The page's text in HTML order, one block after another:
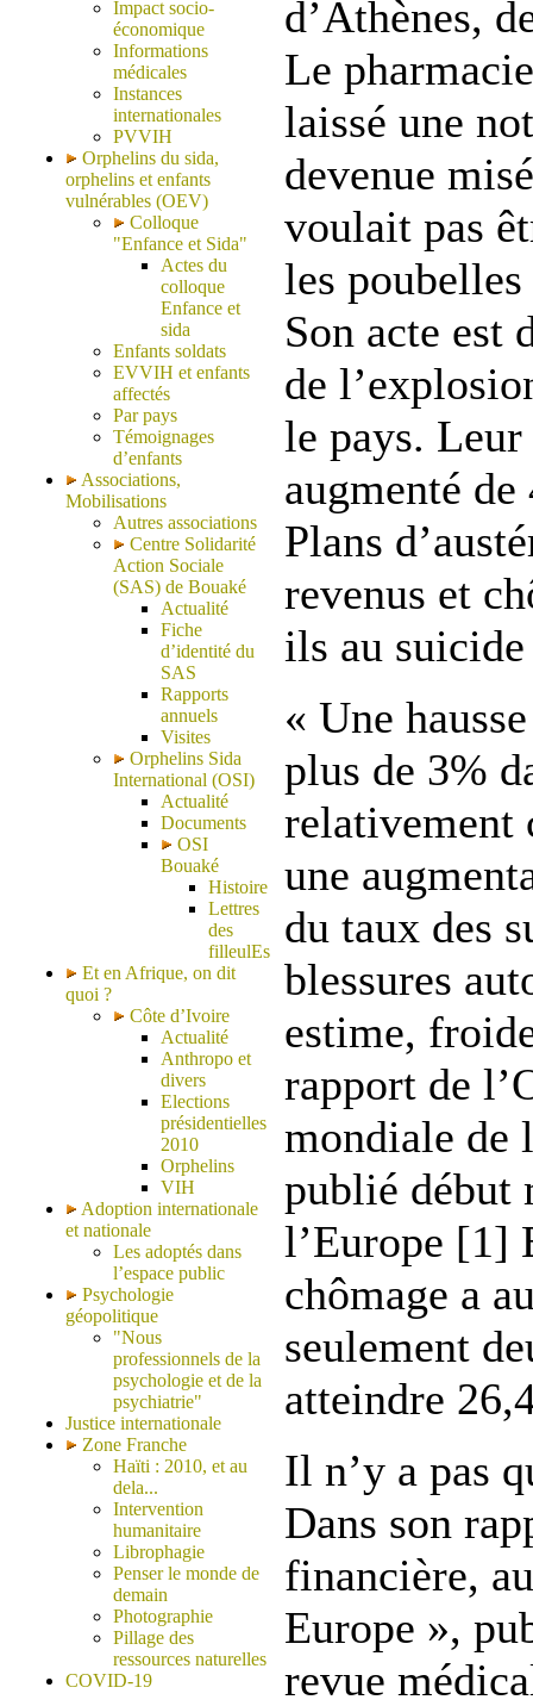
Impact socio-
économique
Informations
médicales
Instances
internationales
PVVIH
Orphelins du sida,
orphelins et enfants
vulnérables (OEV)
Colloque
"Enfance et Sida"
Actes du
colloque
Enfance et
sida
Enfants soldats
EVVIH et enfants
affectés
Par pays
Témoignages
d’enfants
Associations,
Mobilisations
Autres associations
Centre Solidarité
Action Sociale
(SAS) de Bouaké
Actualité
Fiche
d’identité du
SAS
Rapports
annuels
Visites
Orphelins Sida
International (OSI)
Actualité
Documents
OSI
Bouaké
Histoire
Lettres
des
filleulEs
Et en Afrique, on dit
quoi ?
Côte d’Ivoire
Actualité
Anthropo et
divers
Elections
présidentielles
2010
Orphelins
VIH
Adoption internationale
et nationale
Les adoptés dans
l’espace public
Psychologie
géopolitique
"Nous
professionnels de la
psychologie et de la
psychiatrie"
Justice internationale
Zone Franche
Haïti : 2010, et au
dela...
Intervention
humanitaire
Librophagie
Penser le monde de
demain
Photographie
Pillage des
ressources naturelles
COVID-19
d’Athènes,
Le
laissé une
devenue
voulait pas
les
Son acte est
de
le pays.
augmenté
Plans
revenus et
ils au suicide
« Une
plus de 3%
relativement
une
du taux des
blessures
estime,
rapport de
mondiale de
publié début
l’Europe [1]
chômage a
seulement
atteindre
Il n’y a pas
Dans son
financière,
Europe »,
revue